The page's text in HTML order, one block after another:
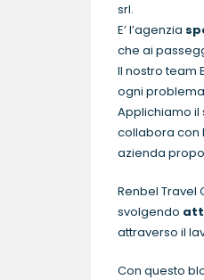
srl.
E’ l’agenzia
che ai
Il nostro team
ogni
Applichiamo il
collabora con
azienda
Renbel Travel
svolgendo
attraverso il
Con questo